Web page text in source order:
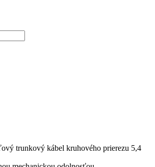
trunkový kábel kruhového prierezu 5,4